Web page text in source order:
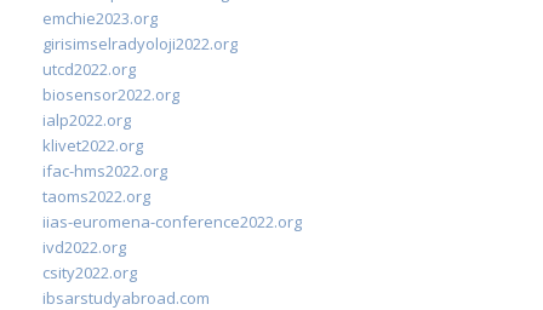
emchie2023.org
girisimselradyoloji2022.org
utcd2022.org
biosensor2022.org
ialp2022.org
klivet2022.org
ifac-hms2022.org
taoms2022.org
iias-euromena-conference2022.org
ivd2022.org
csity2022.org
ibsarstudyabroad.com